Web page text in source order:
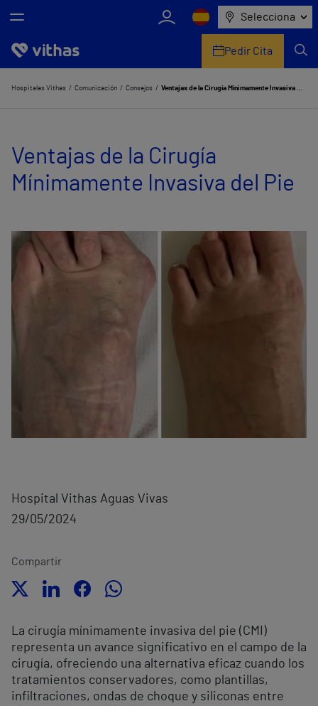
Selecciona
Nosotros
Servicios de salud
Equipo médico y asistencial
Comunicación
Pedir Cita
Hospitales Vithas Comunicación Consejos Ventajas de la Cirugía Mínimamente Invasiva del Pie
Ventajas de la Cirugía
Mínimamente Invasiva del Pie
Hospital Vithas Aguas Vivas
29/05/2024
Compartir
La cirugía mínimamente invasiva del pie (CMI)
representa un avance significativo en el campo de la
cirugía, ofreciendo una alternativa eficaz cuando los
tratamientos conservadores, como plantillas,
infiltraciones, ondas de choque y siliconas entre